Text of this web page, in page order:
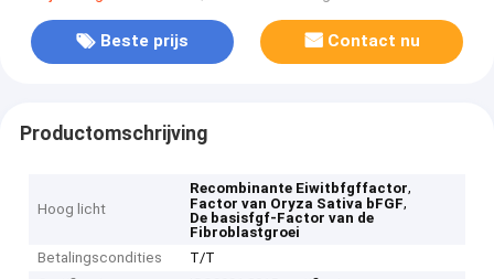
Beste prijs Contact nu
Productomschrijving
Hoog licht
Recombinante Eiwitbfgffactor,
Factor van Oryza Sativa bFGF,
De basisfgf-Factor van de
Fibroblastgroei
Betalingscondities
T/T